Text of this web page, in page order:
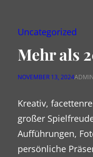
Uncategorized
Mehr als
NOVEMBER 13, 2024ADMIN
Kreativ,
großer
Aufführungen,
persönliche